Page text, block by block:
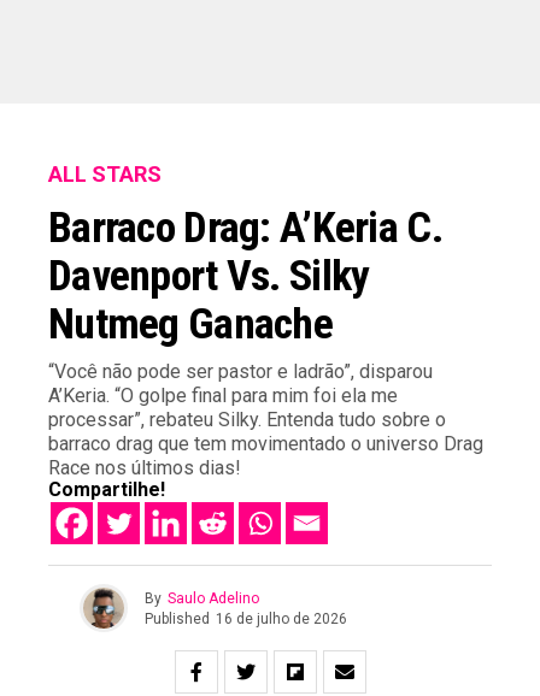
ALL STARS
Barraco Drag: A’Keria C.
Davenport Vs. Silky
Nutmeg Ganache
“Você não pode ser pastor e ladrão”, disparou
A’Keria. “O golpe final para mim foi ela me
processar”, rebateu Silky. Entenda tudo sobre o
barraco drag que tem movimentado o universo Drag
Race nos últimos dias!
Compartilhe!
By Saulo Adelino
Published 16 de julho de 2026